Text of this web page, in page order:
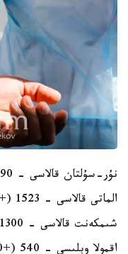
نۇر-سۇلتان قالاسى - 1390 (+57)
الماتى قالاسى - 1523 (+28)
شىمكەنت قالاسى - 1300 (+56)
اقمولا وبلىسى - 540 (+60)